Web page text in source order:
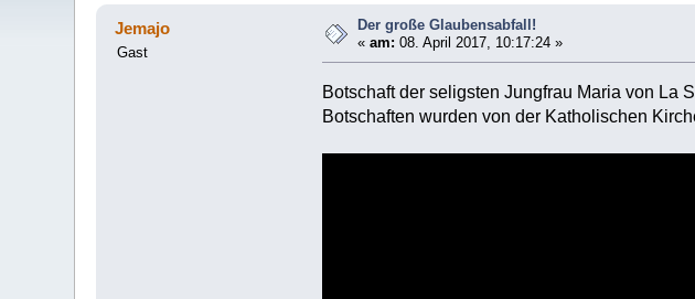
Jemajo
Gast
Der große Glaubensabfall!
«am: 08. April 2017, 10:17:24 »
Botschaft der seligsten Jungfrau Maria von La
Botschaften wurden von der Katholischen